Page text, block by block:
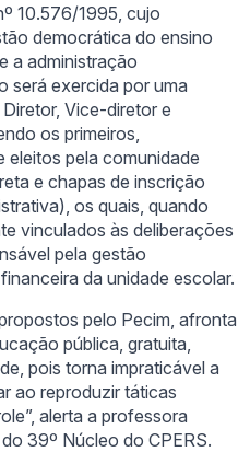
10.576/1995, cujo
democrática do ensino
a administração
será exercida por uma
Vice-diretor e
os primeiros,
eleitos pela comunidade
e chapas de inscrição
os quais, quando
vinculados às deliberações
pela gestão
da unidade escolar.
pelo Pecim, afronta
pública, gratuita,
pois torna impraticável a
ao reproduzir táticas
alerta a professora
39º Núcleo do CPERS.